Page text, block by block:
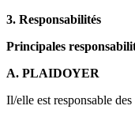
3. Responsabilités
Principales
A. PLAIDOYER
Il/elle est responsable